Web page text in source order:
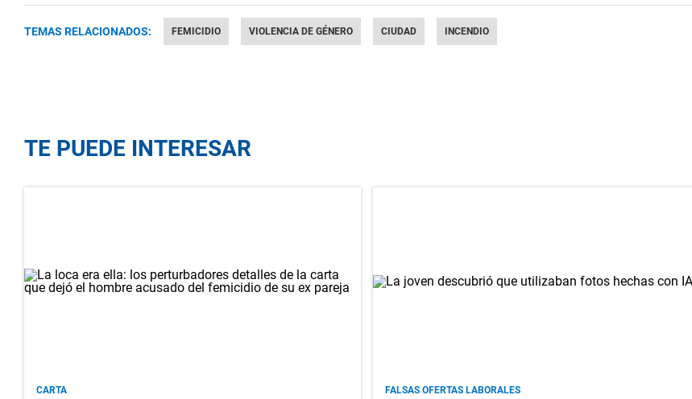
TEMAS RELACIONADOS: FEMICIDIO VIOLENCIA DE GÉNERO CIUDAD INCENDIO
TE PUEDE INTERESAR
CARTA FALSAS OFERTAS LABORALES